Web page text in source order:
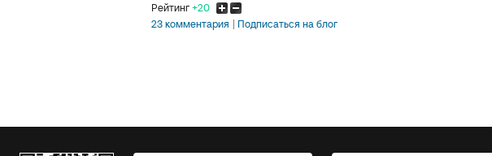
Рейтинг+20
23 комментария
Подписаться на блог